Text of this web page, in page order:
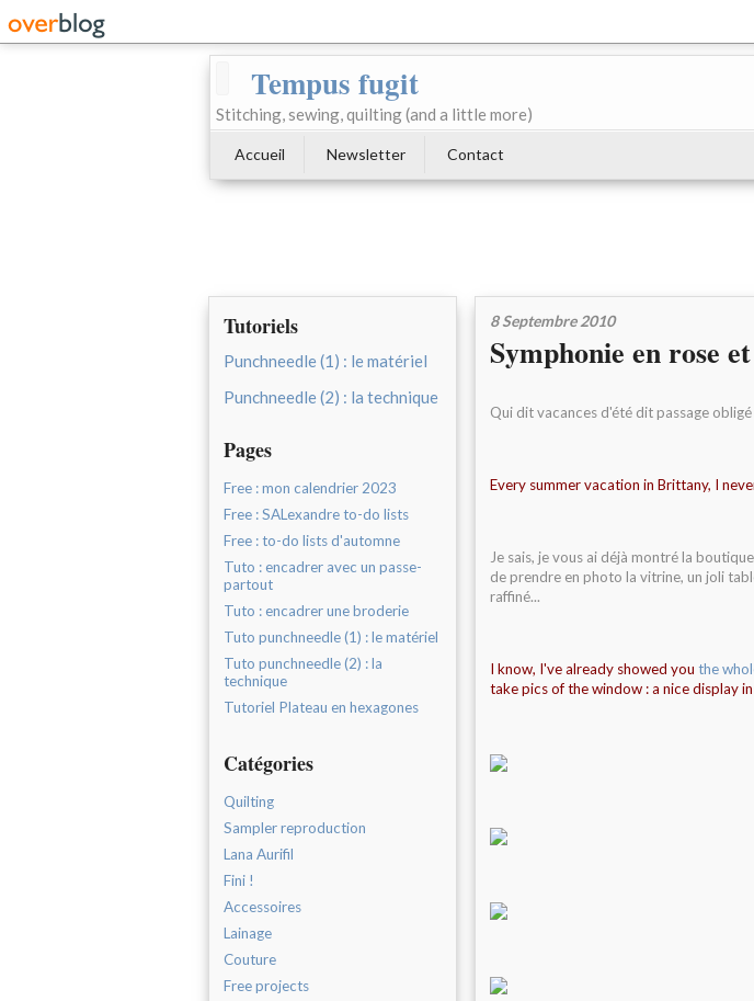
Tempus fugit
Stitching, sewing, quilting (and a little more)
Accueil Newsletter Contact
Tutoriels
Punchneedle (1) : le matériel
Punchneedle (2) : la technique
Pages
Free : mon calendrier 2023
Free : SALexandre to-do lists
Free : to-do lists d'automne
Tuto : encadrer avec un passe-
partout
Tuto : encadrer une broderie
Tuto punchneedle (1) : le matériel
Tuto punchneedle (2) : la
technique
Tutoriel Plateau en hexagones
Catégories
Quilting
Sampler reproduction
Lana Aurifil
Fini !
Accessoires
Lainage
Couture
Free projects
8 Septembre 2010
Symphonie en rose
Qui dit vacances d'été dit passage obligé
Every summer vacation in Brittany, I
Je sais, je vous ai déjà montré la boutique
de prendre en photo la vitrine, un joli
raffiné...
I know, I've already showed you the
take pics of the window : a nice display